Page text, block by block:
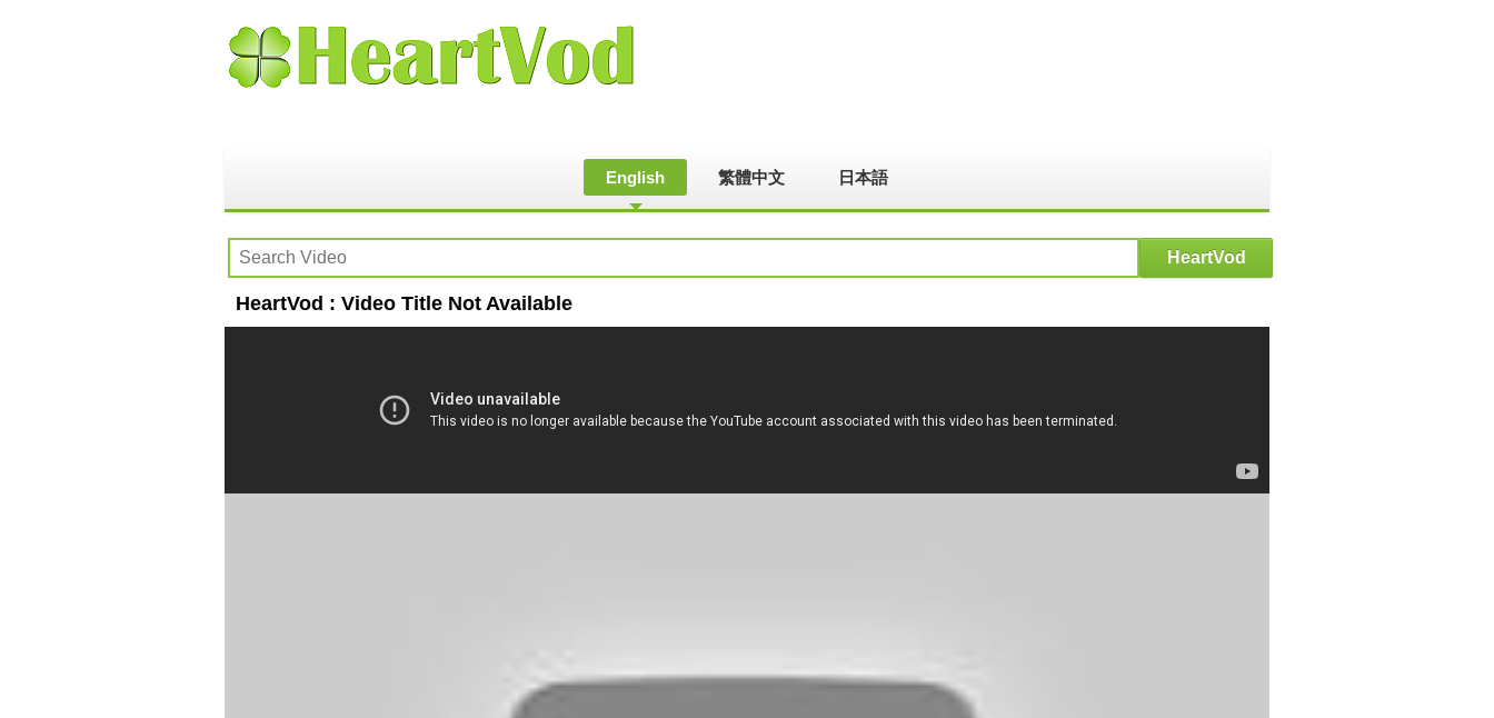
English 繁體中文 日本語
HeartVod : Video Title Not Available